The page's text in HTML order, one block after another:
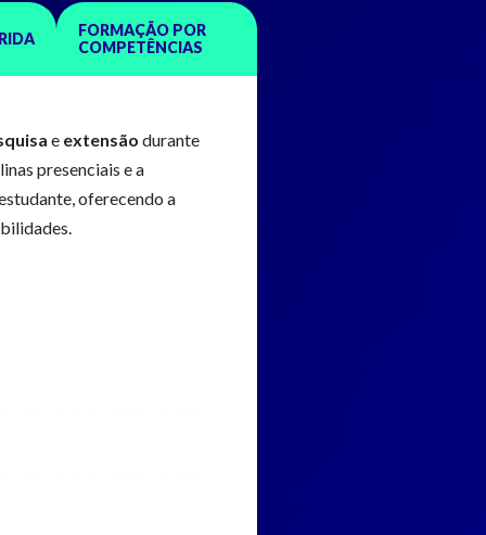
FORMAÇÃO POR
COMPETÊNCIAS
e extensão durante
presenciais e a
oferecendo a